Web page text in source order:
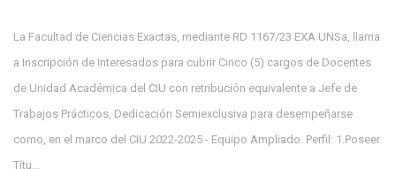
La Facultad de Ciencias Exactas, mediante RD 1167/23 EXA UNSa, llama
a Inscripción de Interesados para cubrir Cinco (5) cargos de Docentes
de Unidad Académica del CIU con retribución equivalente a Jefe de
Trabajos Prácticos, Dedicación Semiexclusiva para desempeñarse
como, en el marco del CIU 2022-2025 - Equipo Ampliado. Perfil: 1.Poseer
Títu...